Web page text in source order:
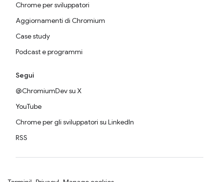
Chrome per sviluppatori
Aggiornamenti di Chromium
Case study
Podcast e programmi
Segui
@ChromiumDev su X
YouTube
Chrome per gli sviluppatori su LinkedIn
RSS